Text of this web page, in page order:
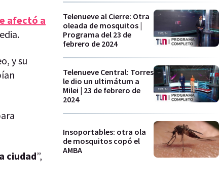
afectó a
y su
ciudad”,
Telenueve al Cierre: Otra
oleada de mosquitos |
Programa del 23 de
febrero de 2024
Telenueve Central: Torres
le dio un ultimátum a
Milei | 23 de febrero de
2024
Insoportables: otra ola
de mosquitos copó el
AMBA